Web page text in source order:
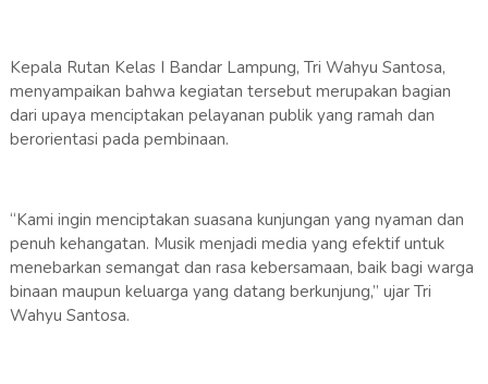
Kepala Rutan Kelas I Bandar Lampung, Tri Wahyu Santosa,
menyampaikan bahwa kegiatan tersebut merupakan bagian
dari upaya menciptakan pelayanan publik yang ramah dan
berorientasi pada pembinaan.
“Kami ingin menciptakan suasana kunjungan yang nyaman dan
penuh kehangatan. Musik menjadi media yang efektif untuk
menebarkan semangat dan rasa kebersamaan, baik bagi warga
binaan maupun keluarga yang datang berkunjung,” ujar Tri
Wahyu Santosa.